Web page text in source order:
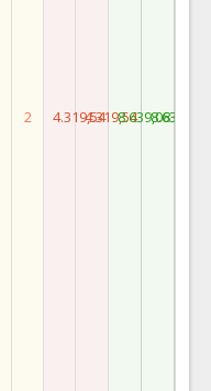
2 4.319,544.319,548.639,088.639,08